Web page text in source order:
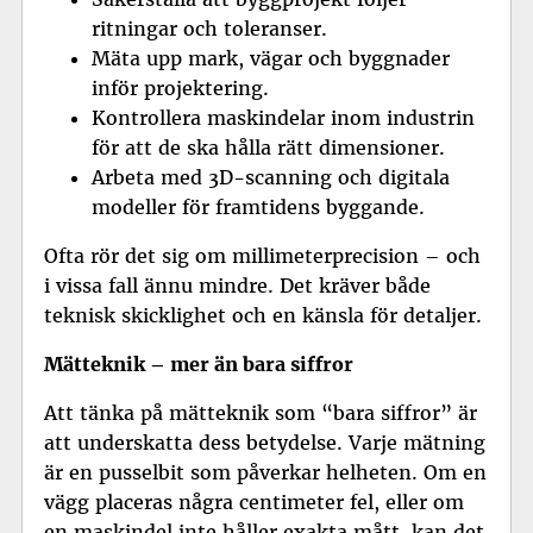
ritningar och toleranser.
Mäta upp mark, vägar och byggnader
inför projektering.
Kontrollera maskindelar inom industrin
för att de ska hålla rätt dimensioner.
Arbeta med 3D-scanning och digitala
modeller för framtidens byggande.
Ofta rör det sig om millimeterprecision – och
i vissa fall ännu mindre. Det kräver både
teknisk skicklighet och en känsla för detaljer.
Mätteknik – mer än bara siffror
Att tänka på mätteknik som “bara siffror” är
att underskatta dess betydelse. Varje mätning
är en pusselbit som påverkar helheten. Om en
vägg placeras några centimeter fel, eller om